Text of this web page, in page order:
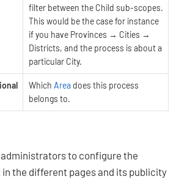
filter between the Child sub-scopes.
This would be the case for instance
if you have Provinces → Cities →
Districts, and the process is about a
particular City.
Which Areadoes this process
belongs to.
to configure the
the different pages and its publicity